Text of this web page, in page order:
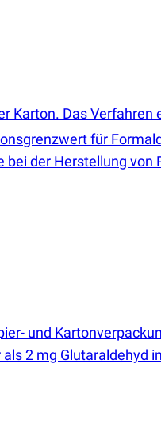
Karton. Das
für
der Herstellung von
und
2 mg Glutaraldehyd